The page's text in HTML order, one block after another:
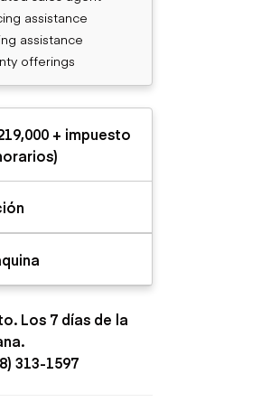
assistance
assistance
offerings
+ impuesto
Los 7 días de la
313-1597